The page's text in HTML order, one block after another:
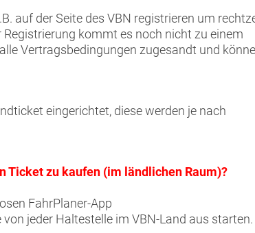
auf der Seite des VBN registrieren um
kommt es noch nicht zu einem
Vertragsbedingungen zugesandt und
eingerichtet, diese werden je nach
Ticket zu kaufen (im ländlichen Raum)?
FahrPlaner-App
jeder Haltestelle im VBN-Land aus starten.